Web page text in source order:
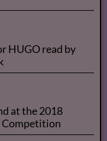
HUGO read by
at the 2018
Competition